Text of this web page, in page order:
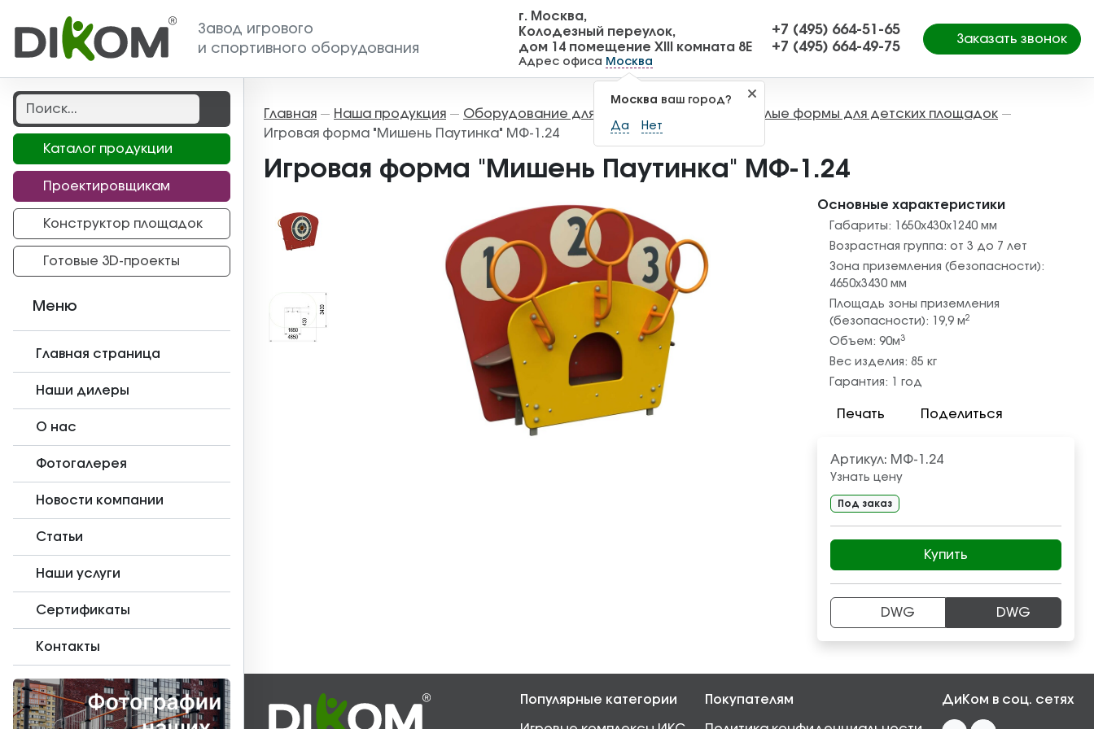
Завод игрового
и спортивного оборудования
г. Москва,
Колодезный переулок,
дом 14 помещение XIII комната 8Е
Адрес офиса Москва
Москва ваш город?
Да Нет
+7 (495) 664-51-65
+7 (495) 664-49-75
Заказать звонок
Каталог продукции
Проектировщикам
Конструктор площадок
Готовые 3D-проекты
Меню
Главная страница
Наши дилеры
О нас
Фотогалерея
Новости компании
Статьи
Наши услуги
Сертификаты
Контакты
Главная — Наша продукция — Оборудование для детских площадок Малые формы для детских площадок —
Игровая форма "Мишень Паутинка" МФ-1.24
Игровая форма "Мишень Паутинка" МФ-1.24
Основные характеристики
Габариты: 1650х430х1240 мм
Возрастная группа: от 3 до 7 лет
Зона приземления (безопасности):
4650х3430 мм
Площадь зоны приземления
(безопасности):
19,9 м2
Объем: 90м3
Вес изделия: 85 кг
Гарантия:
1 год
Печать Поделиться
Артикул: МФ-1.24
Узнать цену
Под заказ
Купить
DWG DWG
Популярные категории Покупателям ДиКом в соц. сетях